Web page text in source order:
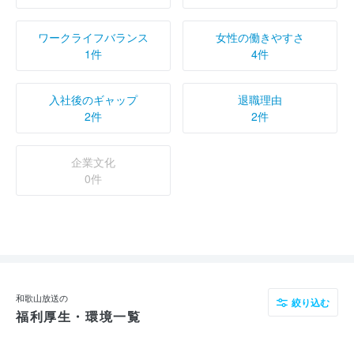
ワークライフバランス
1件
女性の働きやすさ
4件
入社後のギャップ
2件
退職理由
2件
企業文化
0件
和歌山放送の
福利厚生・環境一覧
絞り込む